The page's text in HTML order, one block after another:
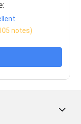
notes)